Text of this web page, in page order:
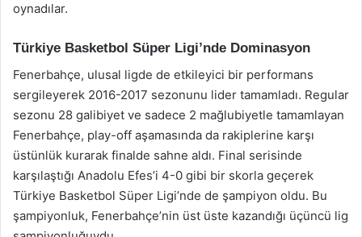
oynadılar.
Türkiye Basketbol Süper Ligi’nde Dominasyon
Fenerbahçe, ulusal ligde de etkileyici bir performans
sergileyerek 2016-2017 sezonunu lider tamamladı. Regular
sezonu 28 galibiyet ve sadece 2 mağlubiyetle tamamlayan
Fenerbahçe, play-off aşamasında da rakiplerine karşı
üstünlük kurarak finalde sahne aldı. Final serisinde
karşılaştığı Anadolu Efes’i 4-0 gibi bir skorla geçerek
Türkiye Basketbol Süper Ligi’nde de şampiyon oldu. Bu
şampiyonluk, Fenerbahçe’nin üst üste kazandığı üçüncü lig